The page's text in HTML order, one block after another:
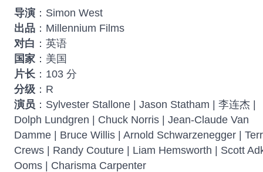
导演 ：Simon West
出品 ：Millennium Films
对白 ：英语
国家 ：美国
片长 ：103 分
分级 ：R
演员 ：Sylvester Stallone | Jason Statham | 李连杰 |
Dolph Lundgren | Chuck Norris | Jean-Claude Van
Damme | Bruce Willis | Arnold Schwarzenegger |
Crews | Randy Couture | Liam Hemsworth | Scott
Ooms | Charisma Carpenter